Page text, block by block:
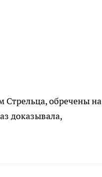
Стрельца, обречены на
доказывала,